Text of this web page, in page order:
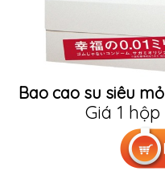
Bao cao su siêu
Giá 1